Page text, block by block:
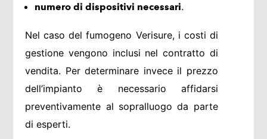
numero di dispositivi necessari.
Nel caso del fumogeno Verisure, i costi di
gestione vengono inclusi nel contratto di
vendita. Per determinare invece il prezzo
dell’impianto è necessario affidarsi
preventivamente al sopralluogo da parte
di esperti.